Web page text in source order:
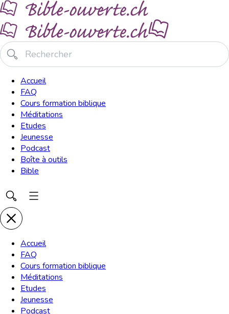
Accueil
FAQ
Cours formation biblique
Méditations
Etudes
Jeunesse
Podcast
Boîte à outils
Bible
Accueil
FAQ
Cours formation biblique
Méditations
Etudes
Jeunesse
Podcast